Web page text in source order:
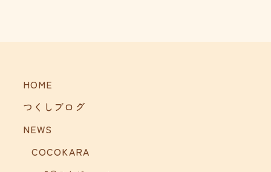
HOME
つくしブログ
NEWS
COCOKARA